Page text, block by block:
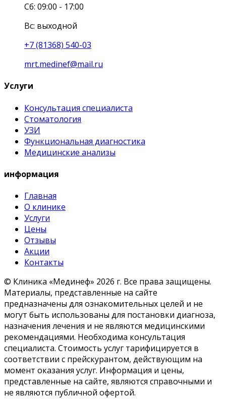
Сб: 09:00 - 17:00
Вс: выходной
+7 (81368) 540-03
mrt.medinef@mail.ru
Услуги
Консультация специалиста
Стоматология
УЗИ
Функциональная диагностика
Медицинские анализы
информация
Главная
О клинике
Услуги
Цены
Отзывы
Акции
Контакты
© Клиника «Мединеф» 2026 г. Все права защищены.
Материалы, представленные на сайте
предназначены для ознакомительных целей и не
могут быть использованы для постановки диагноза,
назначения лечения и не являются медицинскими
рекомендациями. Необходима консультация
специалиста. Стоимость услуг тарифицируется в
соответствии с прейскурантом, действующим на
момент оказания услуг. Информация и цены,
представленные на сайте, являются справочными и
не являются публичной офертой.